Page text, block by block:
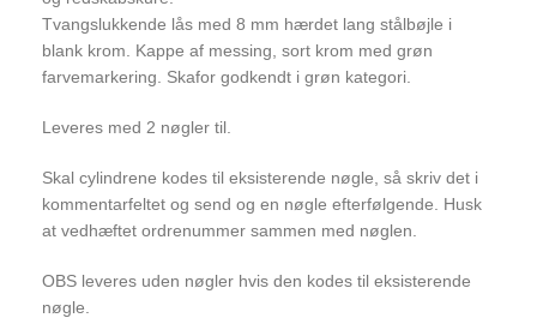
Tvangslukkende lås med 8 mm hærdet lang stålbøjle i
blank krom. Kappe af messing, sort krom med grøn
farvemarkering. Skafor godkendt i grøn kategori.
Leveres med 2 nøgler til.
Skal cylindrene kodes til eksisterende nøgle, så skriv det i
kommentarfeltet og send og en nøgle efterfølgende. Husk
at vedhæftet ordrenummer sammen med nøglen.
OBS leveres uden nøgler hvis den kodes til eksisterende
nøgle.